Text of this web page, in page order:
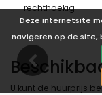
Deze internetsite
navigeren op de site,
rechthoekig
U kunt de huurprijs